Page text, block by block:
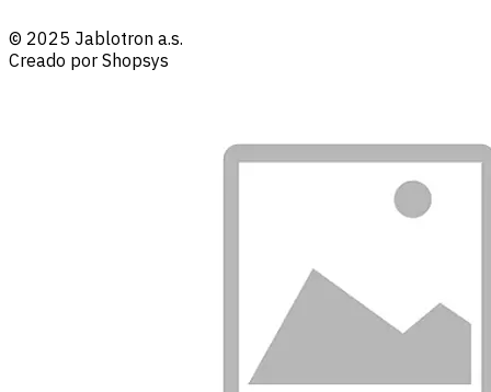
© 2025 Jablotron a.s.
Creado por Shopsys